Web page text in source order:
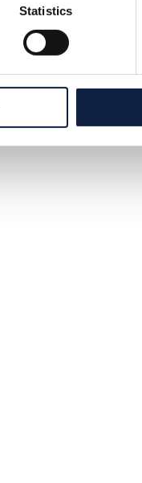
Statistics